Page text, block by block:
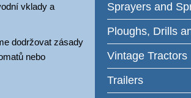
vklady a
dodržovat zásady
nebo
Sprayers and
Ploughs, Drills
Vintage Tractors
Trailers